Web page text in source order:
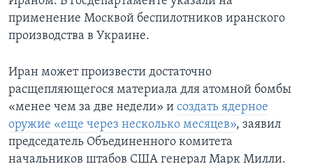
применение Москвой беспилотников иранского
производства в Украине.
Иран может произвести достаточно
расщепляющегося материала для атомной бомбы
«менее чем за две недели» и создать ядерное
оружие «еще через несколько месяцев», заявил
председатель Объединенного комитета
начальников штабов США генерал Марк Милли.